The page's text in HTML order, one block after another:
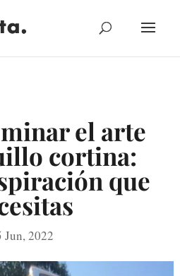
el arte
cortina:
que
Jun, 2022